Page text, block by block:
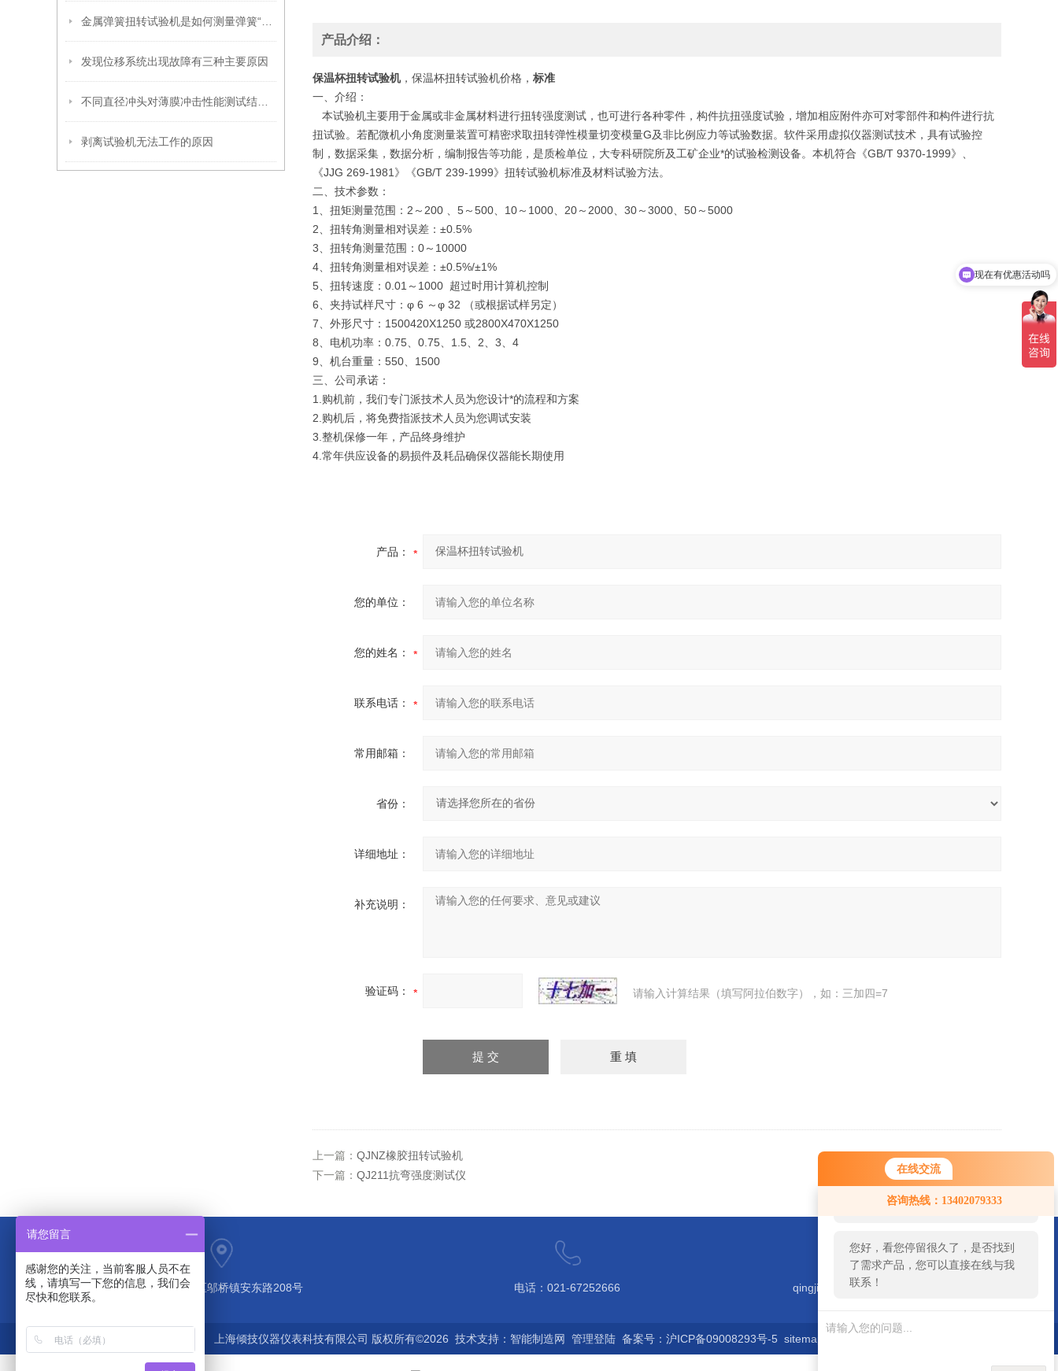
在线交流
咨询热线：13402079333
您好！欢迎前来咨询，很高兴为您
服务，请问您要咨询什么问题呢？
您好，看您停留很久了，是否找到
了需求产品，您可以直接在线与我
联系！
发现位移系统出现故障有三种主要原因
剥离试验机无法工作的原因
产品介绍：
保温杯扭转试验机，保温杯扭转试验机价格， 标准
一、 介绍：
本试验机主要用于金属或非金属材料进行扭转强度测试，也可进行各种零件，构件抗扭强度试验，增加相应附件亦可对零部件和构件进行抗
扭试验。若配微机小角度测量装置可精密求取扭转弹性模量切变模量G及非比例应力等试验数据。软件采用虚拟仪器测试技术，具有试验控
制，数据采集，数据分析，编制报告等功能，是质检单位，大专科研院所及工矿企业*的试验检测设备。本机符合《GB/T 9370-1999》、
《JJG 269-1981》《GB/T 239-1999》扭转试验机标准及材料试验方法。
二、 技术参数：
1、扭矩测量范围：2～200 、5～500、10～1000、20～2000、30～3000、50～5000
2、扭转角测量相对误差：±0.5%
3、扭转角测量范围：0～10000
4、扭转角测量相对误差：±0.5%/±1%
5、扭转速度：0.01～1000 超过时用计算机控制
6、夹持试样尺寸：φ 6 ～φ 32 （或根据试样另定）
7、外形尺寸：1500420X1250 或2800X470X1250
8、电机功率：0.75、0.75、1.5、2、3、4
9、机台重量：550、1500
三、 公司承诺：
1.购机前，我们专门派技术人员为您设计*的流程和方案
2.购机后，将免费指派技术人员为您调试安装
3.整机保修一年，产品终身维护
4.常年供应设备的易损件及耗品确保仪器能长期使用
产品：
您的单位：
您的姓名：
联系电话：
常用邮箱：
省份：
详细地址：
补充说明：
验证码： 请输入计算结果（填写阿拉伯数字），如：三加四=7
上一篇： QJNZ橡胶扭转试验机
下一篇： QJ211抗弯强度测试仪
上海市奉贤区邬桥镇安东路208号 电话：021-67252666 qingjiyiqi@zhongguoqingji.com
上海倾技仪器仪表科技有限公司 版权所有©2026 技术支持： 智能制造网 管理登陆 备案号：沪ICP备09008293号-5 sitemap.xml
现在有优惠活动吗
请您留言
感谢您的关注，当前客服人员不在
线，请填写一下您的信息，我们会
尽快和您联系。